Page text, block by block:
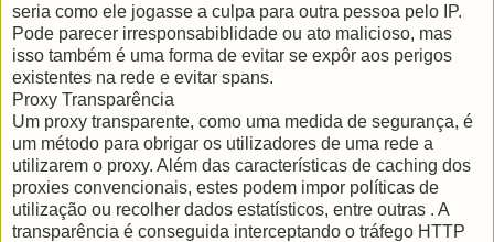
seria como ele jogasse a culpa para outra pessoa pelo IP.
Pode parecer irresponsabiblidade ou ato malicioso, mas
isso também é uma forma de evitar se expôr aos perigos
existentes na rede e evitar spans.
Proxy Transparência
Um proxy transparente, como uma medida de segurança, é
um método para obrigar os utilizadores de uma rede a
utilizarem o proxy. Além das características de caching dos
proxies convencionais, estes podem impor políticas de
utilização ou recolher dados estatísticos, entre outras . A
transparência é conseguida interceptando o tráfego HTTP